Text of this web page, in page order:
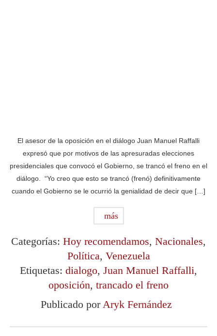
El asesor de la oposición en el diálogo Juan Manuel Raffalli
expresó que por motivos de las apresuradas elecciones
presidenciales que convocó el Gobierno, se trancó el freno en el
diálogo. “Yo creo que esto se trancó (frenó) definitivamente
cuando el Gobierno se le ocurrió la genialidad de decir que […]
más
Categorías: Hoy recomendamos, Nacionales,
Política, Venezuela
Etiquetas: dialogo, Juan Manuel Raffalli,
oposición, trancado el freno
Publicado por Aryk Fernández